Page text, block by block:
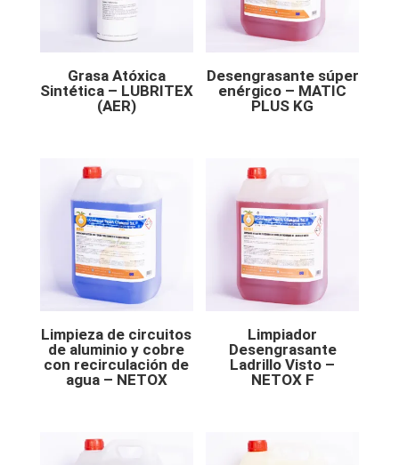
Grasa Atóxica
Sintética – LUBRITEX
(AER)
Desengrasante súper
enérgico – MATIC
PLUS KG
Limpieza de circuitos
de aluminio y cobre
con recirculación de
agua – NETOX
Limpiador
Desengrasante
Ladrillo Visto –
NETOX F